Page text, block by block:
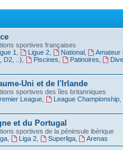
sportives françaises
1 Ligue 2, National,
Amateur
D2, ..) Piscines Patinoires
Uni et de l'Irlande
sportives des îles britanniques
League, League Championship,
et du Portugal
sportives de la péninsule ibérique
, Liga 2, Superliga, Arenas